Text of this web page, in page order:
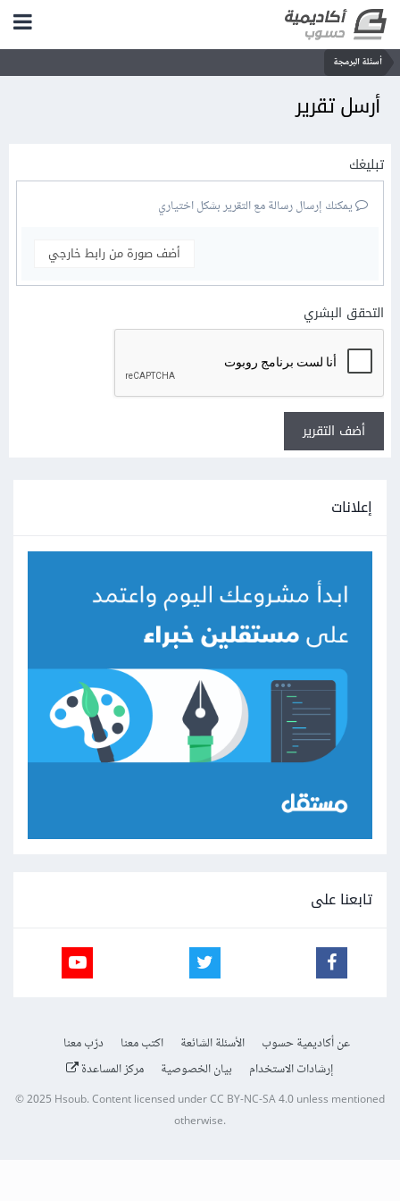
أسئلة البرمجة
أرسل تقرير
تبليغك
يمكنك إرسال رسالة مع التقرير بشكل اختياري
أضف صورة من رابط خارجي
التحقق البشري
أضف التقرير
إعلانات
تابعنا على
عن أكاديمية حسوب الأسئلة الشائعة اكتب معنا
درّب معنا
إرشادات الاستخدام
بيان الخصوصية مركز المساعدة
© 2025 Hsoub.Content licensed underCC BY-NC-SA 4.0unless mentioned
otherwise.